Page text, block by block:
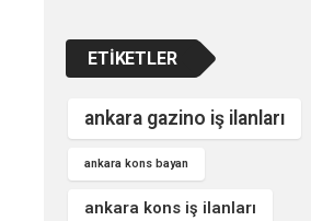
ETIKETLER
ankara gazino iş ilanları
ankara kons bayan
ankara kons iş ilanları